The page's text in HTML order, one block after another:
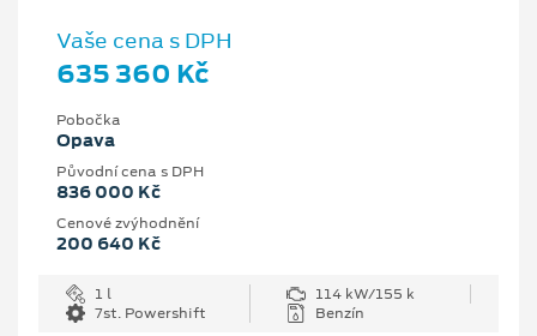
Vaše cena s DPH
635 360 Kč
Pobočka
Opava
Původní cena s DPH
836 000 Kč
Cenové zvýhodnění
200 640 Kč
1 l
114 kW/155 k
7st. Powershift
Benzín